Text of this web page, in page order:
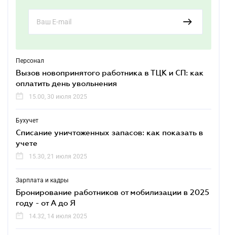
Персонал
Вызов новопринятого работника в ТЦК и СП: как
оплатить день увольнения
15.00, 30 июля 2025
Бухучет
Списание уничтоженных запасов: как показать в
учете
15.30, 21 июля 2025
Зарплата и кадры
Бронирование работников от мобилизации в 2025
году - от А до Я
14.32, 14 июля 2025